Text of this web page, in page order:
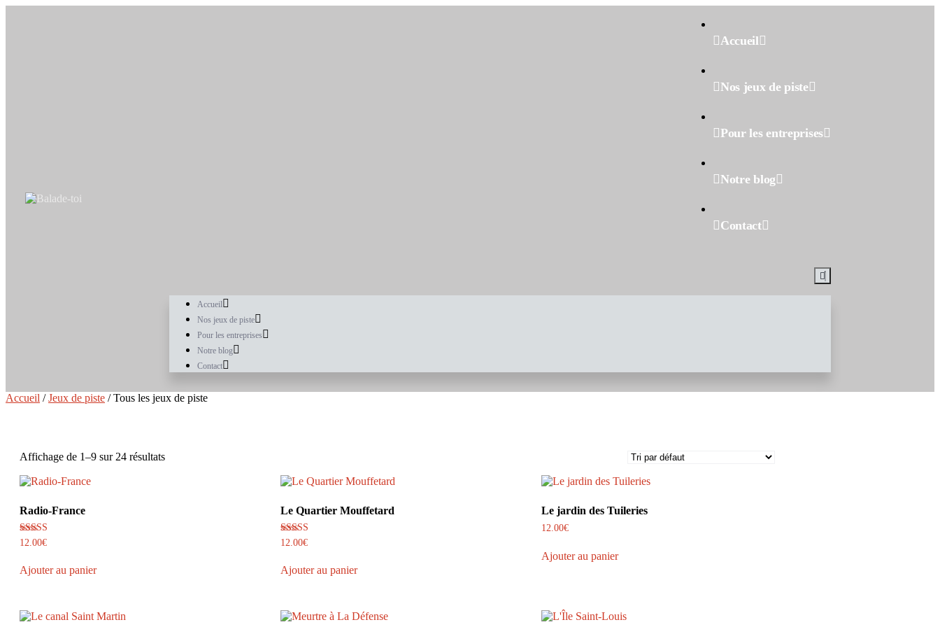
Accueil
Nos jeux de piste
Pour les entreprises
Notre blog
Contact
Accueil
Nos jeux de piste
Pour les entreprises
Notre blog
Contact
Accueil /Jeux de piste / Tous les jeux de piste
Affichage de 1–9 sur 24 résultats
Radio-France
Note
12.00€
Ajouter au panier
Le Quartier Mouffetard
Note
12.00€
Ajouter au panier
Le jardin des Tuileries
12.00€
Ajouter au panier